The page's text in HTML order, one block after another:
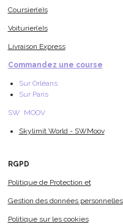
Coursier(e)s
Voiturier(e)s
Livraison Express
Commandez une course
Sur Orléans
Sur Paris
SW MOOV
Skylimit World - SWMoov
RGPD
Politique de Protection et
Gestion des données personnelles
Politique sur les cookies